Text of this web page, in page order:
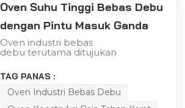
keadaan bebas debu.
Studio oven bebas debu
terbuat dari konstruksi
baja tahan karat. Suhu
tempat kerja dikontrol
secara otomatis oleh
ada perangkat kontrol
suhu dan waktu konstan
otomatis, dan dilengkapi
Oven Suhu Tinggi Bebas Debu
dengan Pintu Masuk Ganda
Oven industri bebas
debu terutama ditujukan
industri lain dengan
persyaratan tinggi untuk
lingkungan
TAG PANAS :
Oven Industri Bebas Debu